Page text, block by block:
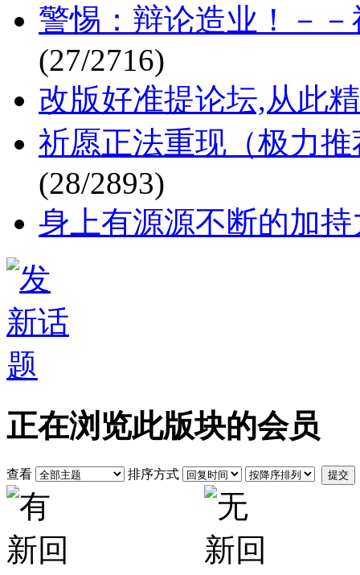
警惕：辩论造业！－
(27/2716)
改版好准提论坛,从此
祈愿正法重现（极力
(28/2893)
身上有源源不断的加持
正在浏览此版块的会员
查看 排序方式 提交